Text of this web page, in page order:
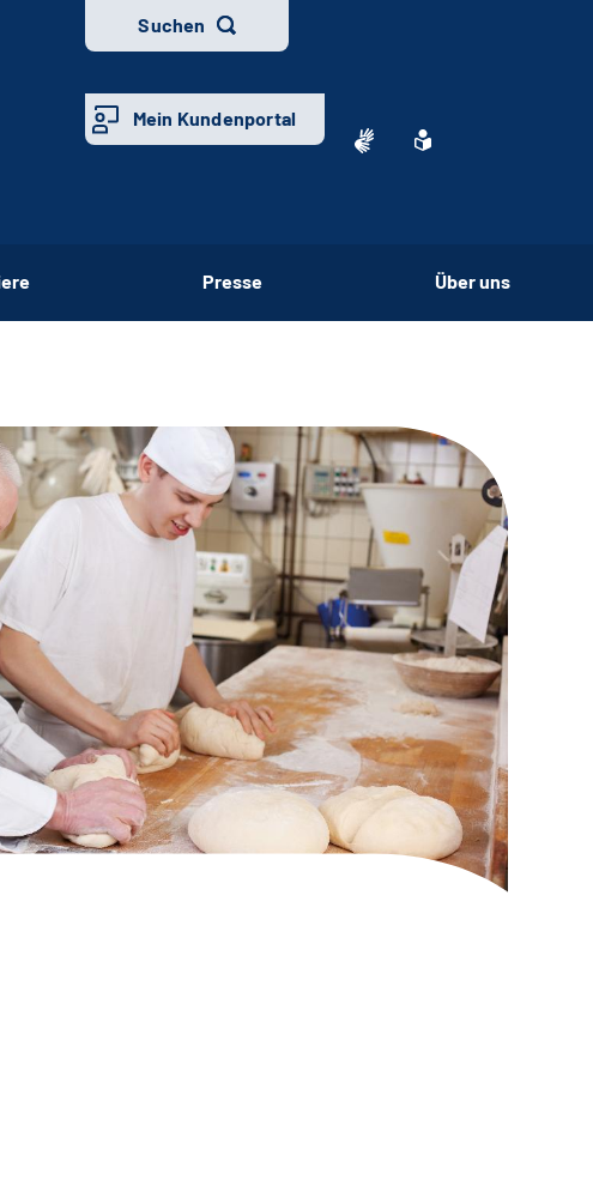
Suchen
Mein Kundenportal
Presse Über uns